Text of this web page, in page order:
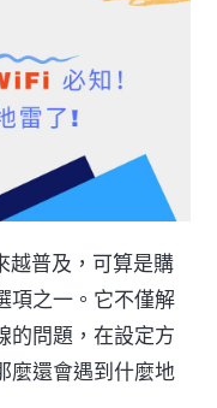
越普及，可算是購
項之一。它不僅解
的問題，在設定方
麼還會遇到什麼地